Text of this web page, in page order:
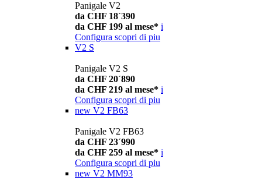
Panigale V2
da CHF 18´390
da CHF 199 al mese* i
Configura scopri di piu
V2 S
Panigale V2 S
da CHF 20´890
da CHF 219 al mese* i
Configura scopri di piu
new V2 FB63
Panigale V2 FB63
da CHF 23´990
da CHF 259 al mese* i
Configura scopri di piu
new V2 MM93